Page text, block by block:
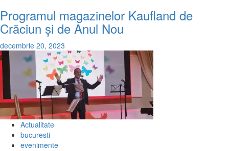
Programul magazinelor Kaufland de
Crăciun și de Anul Nou
decembrie 20, 2023
Actualitate
bucuresti
evenimente